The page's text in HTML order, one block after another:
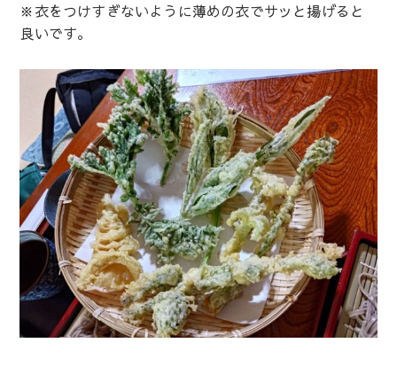
※衣をつけすぎないように薄めの衣でサッと揚げると
良いです。